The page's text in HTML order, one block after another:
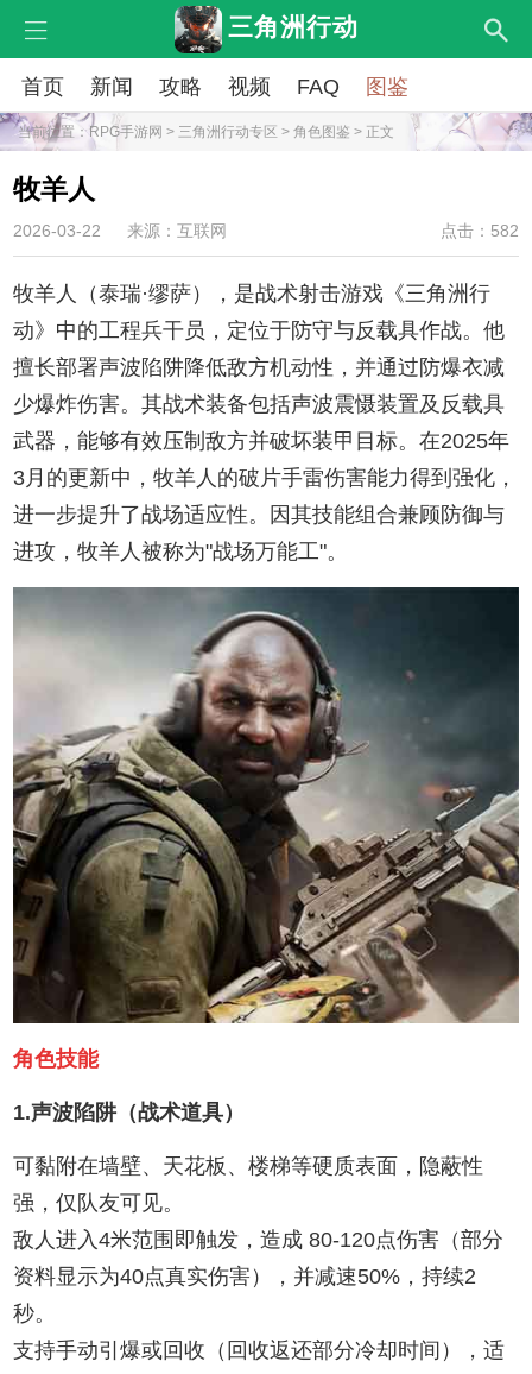
三角洲行动
首页 新闻 攻略 视频 FAQ 图鉴
当前位置：RPG手游网 > 三角洲行动专区 > 角色图鉴 > 正文
牧羊人
2026-03-22 来源：互联网 点击：582
牧羊人（泰瑞·缪萨），是战术射击游戏《三角洲行
动》中的工程兵干员，定位于防守与反载具作战。他
擅长部署声波陷阱降低敌方机动性，并通过防爆衣减
少爆炸伤害。其战术装备包括声波震慑装置及反载具
武器，能够有效压制敌方并破坏装甲目标。在2025年
3月的更新中，牧羊人的破片手雷伤害能力得到强化，
进一步提升了战场适应性。因其技能组合兼顾防御与
进攻，牧羊人被称为"战场万能工"。
角色技能
1.声波陷阱（战术道具）‌
可黏附在墙壁、天花板、楼梯等硬质表面，隐蔽性
强，仅队友可见。
敌人进入4米范围即触发，造成 ‌80-120点伤害‌（部分
资料显示为40点真实伤害），并减速50%，持续2
秒。
支持手动引爆或回收（回收返还部分冷却时间），适